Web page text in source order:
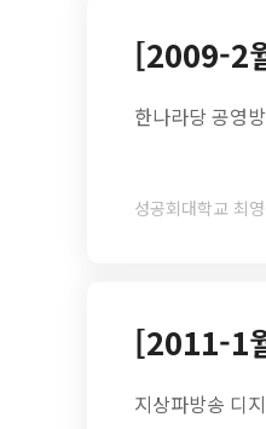
[2009-2
한나라당 공영
성공회대학교 최
[2011-1
지상파방송 디